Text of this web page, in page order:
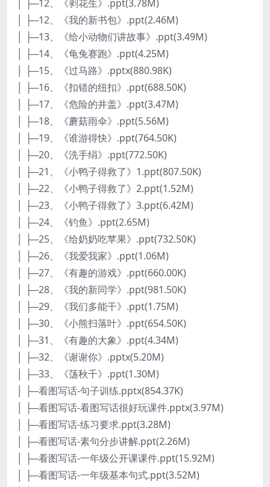
│ ├─12、《剥花生》.ppt(3.78M)
│ ├─12、《我的新书包》.ppt(2.46M)
│ ├─13、《给小动物们讲故事》.ppt(3.49M)
│ ├─14、《龟兔赛跑》.ppt(4.25M)
│ ├─15、《过马路》.pptx(880.98K)
│ ├─16、《扣错的纽扣》.ppt(688.50K)
│ ├─17、《危险的井盖》.ppt(3.47M)
│ ├─18、《蘑菇雨伞》.ppt(5.56M)
│ ├─19、《谁游得快》.ppt(764.50K)
│ ├─20、《洗手绢》.ppt(772.50K)
│ ├─21、《小鸭子得救了》1.ppt(807.50K)
│ ├─22、《小鸭子得救了》2.ppt(1.52M)
│ ├─23、《小鸭子得救了》3.ppt(6.42M)
│ ├─24、《钓鱼》.ppt(2.65M)
│ ├─25、《给奶奶吃苹果》.ppt(732.50K)
│ ├─26、《我爱我家》.ppt(1.06M)
│ ├─27、《有趣的游戏》.ppt(660.00K)
│ ├─28、《我的新同学》.ppt(981.50K)
│ ├─29、《我们多能干》.ppt(1.75M)
│ ├─30、《小熊扫落叶》.ppt(654.50K)
│ ├─31、《有趣的大象》.ppt(4.34M)
│ ├─32、《谢谢你》.pptx(5.20M)
│ ├─33、《荡秋千》.ppt(1.30M)
│ ├─看图写话-句子训练.pptx(854.37K)
│ ├─看图写话-看图写话很好玩课件.pptx(3.97M)
│ ├─看图写话-练习要求.ppt(3.28M)
│ ├─看图写话-素句分步讲解.ppt(2.26M)
│ ├─看图写话-一年级公开课课件.ppt(15.92M)
│ ├─看图写话-一年级基本句式.ppt(3.52M)